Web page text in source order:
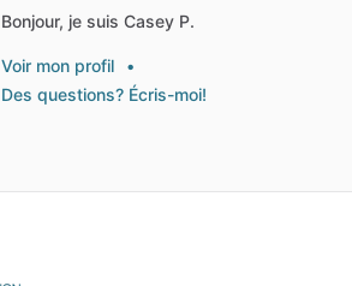
Bonjour, je suis Casey P.
Voir mon profil
•
Des questions? Écris-moi!